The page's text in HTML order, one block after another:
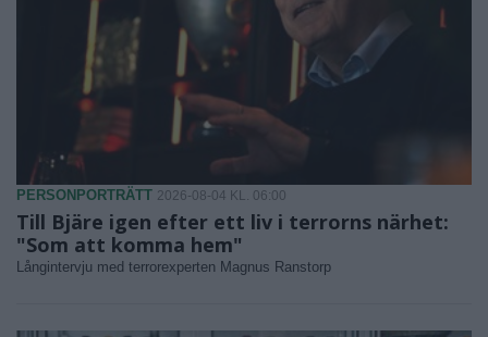
PERSONPORTRÄTT 2026-08-04 KL. 06:00
Till Bjäre igen efter ett liv i terrorns närhet:
"Som att komma hem"
Långintervju med terrorexperten Magnus Ranstorp